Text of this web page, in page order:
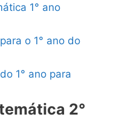
1° ano
o 1° ano do
1° ano para
2°